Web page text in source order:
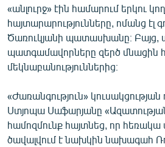
«անլուրջ» էին համարում երկու
հայտարարությունները, ոմանց էլ
Ծառուկյանի պատասխանը։ Բայց,
պատգամավորները զերծ մնացին
մեկնաբանություններից։
«Ժառանգություն»
Ստյոպա Սաֆարյանը
համոզմունք հայտնեց, որ հեռակա
ծավալվում է նախկին նախագահ